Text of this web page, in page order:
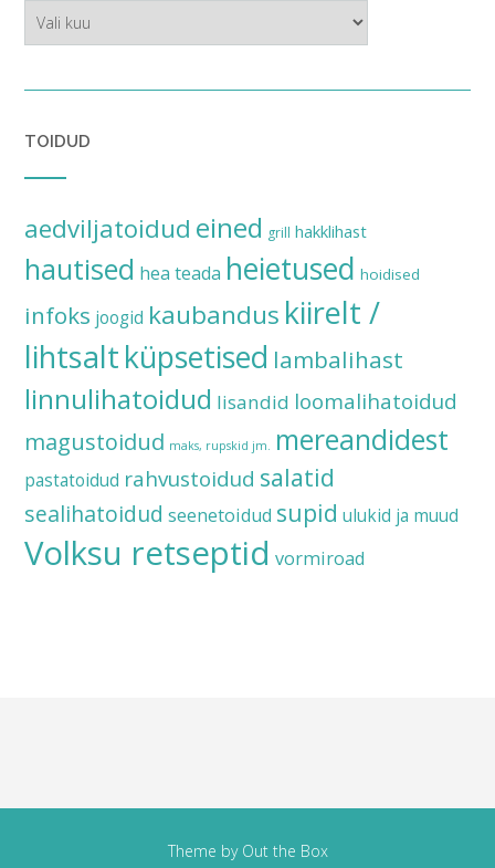
TOIDUD
aedviljatoidud eined grill hakklihast
hautised hea teada heietused hoidised
infoks joogid kaubandus kiirelt /
lihtsaltküpsetised lambalihast
linnulihatoidud lisandid loomalihatoidud
magustoidud maks, rupskid jm. mereandidest
pastatoidud rahvustoidud salatid
sealihatoidud seenetoidud supid ulukid ja muud
Volksu retseptid vormiroad
Theme by Out the Box